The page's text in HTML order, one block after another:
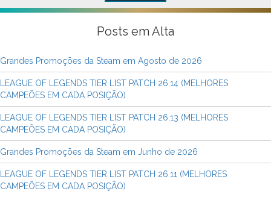
Posts em Alta
Grandes Promoções da Steam em Agosto de 2026
LEAGUE OF LEGENDS TIER LIST PATCH 26.14 (MELHORES
CAMPEÕES EM CADA POSIÇÃO)
LEAGUE OF LEGENDS TIER LIST PATCH 26.13 (MELHORES
CAMPEÕES EM CADA POSIÇÃO)
Grandes Promoções da Steam em Junho de 2026
LEAGUE OF LEGENDS TIER LIST PATCH 26.11 (MELHORES
CAMPEÕES EM CADA POSIÇÃO)